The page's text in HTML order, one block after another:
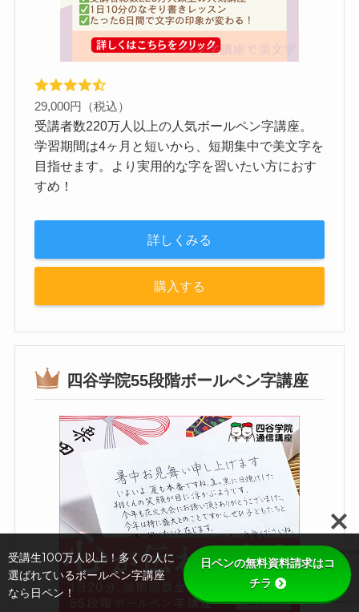
29,000円（税込）
受講者数220万人以上の人気ボールペン字講座。
学習期間は4ヶ月と短いから、短期集中で美文字を
目指せます。より実用的な字を習いたい方におす
すめ！
詳しくみる
購入する
四谷学院55段階ボールペン字講座
受講生100万人以上！多くの人に
選ばれているボールペン字講座
なら日ペン！
日ペンの無料資料請求はコ
チラ